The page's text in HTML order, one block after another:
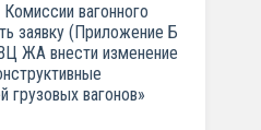
вагонного
заявку (Приложение Б
ЖА внести изменение
грузовых вагонов»